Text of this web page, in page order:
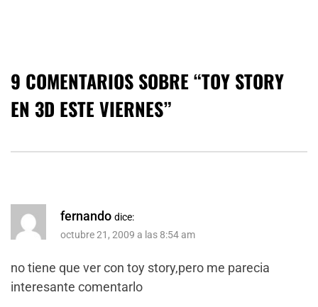
9 COMENTARIOS SOBRE “TOY STORY
EN 3D ESTE VIERNES”
fernando dice:
octubre 21, 2009 a las 8:54 am
no tiene que ver con toy story,pero me parecia
interesante comentarlo